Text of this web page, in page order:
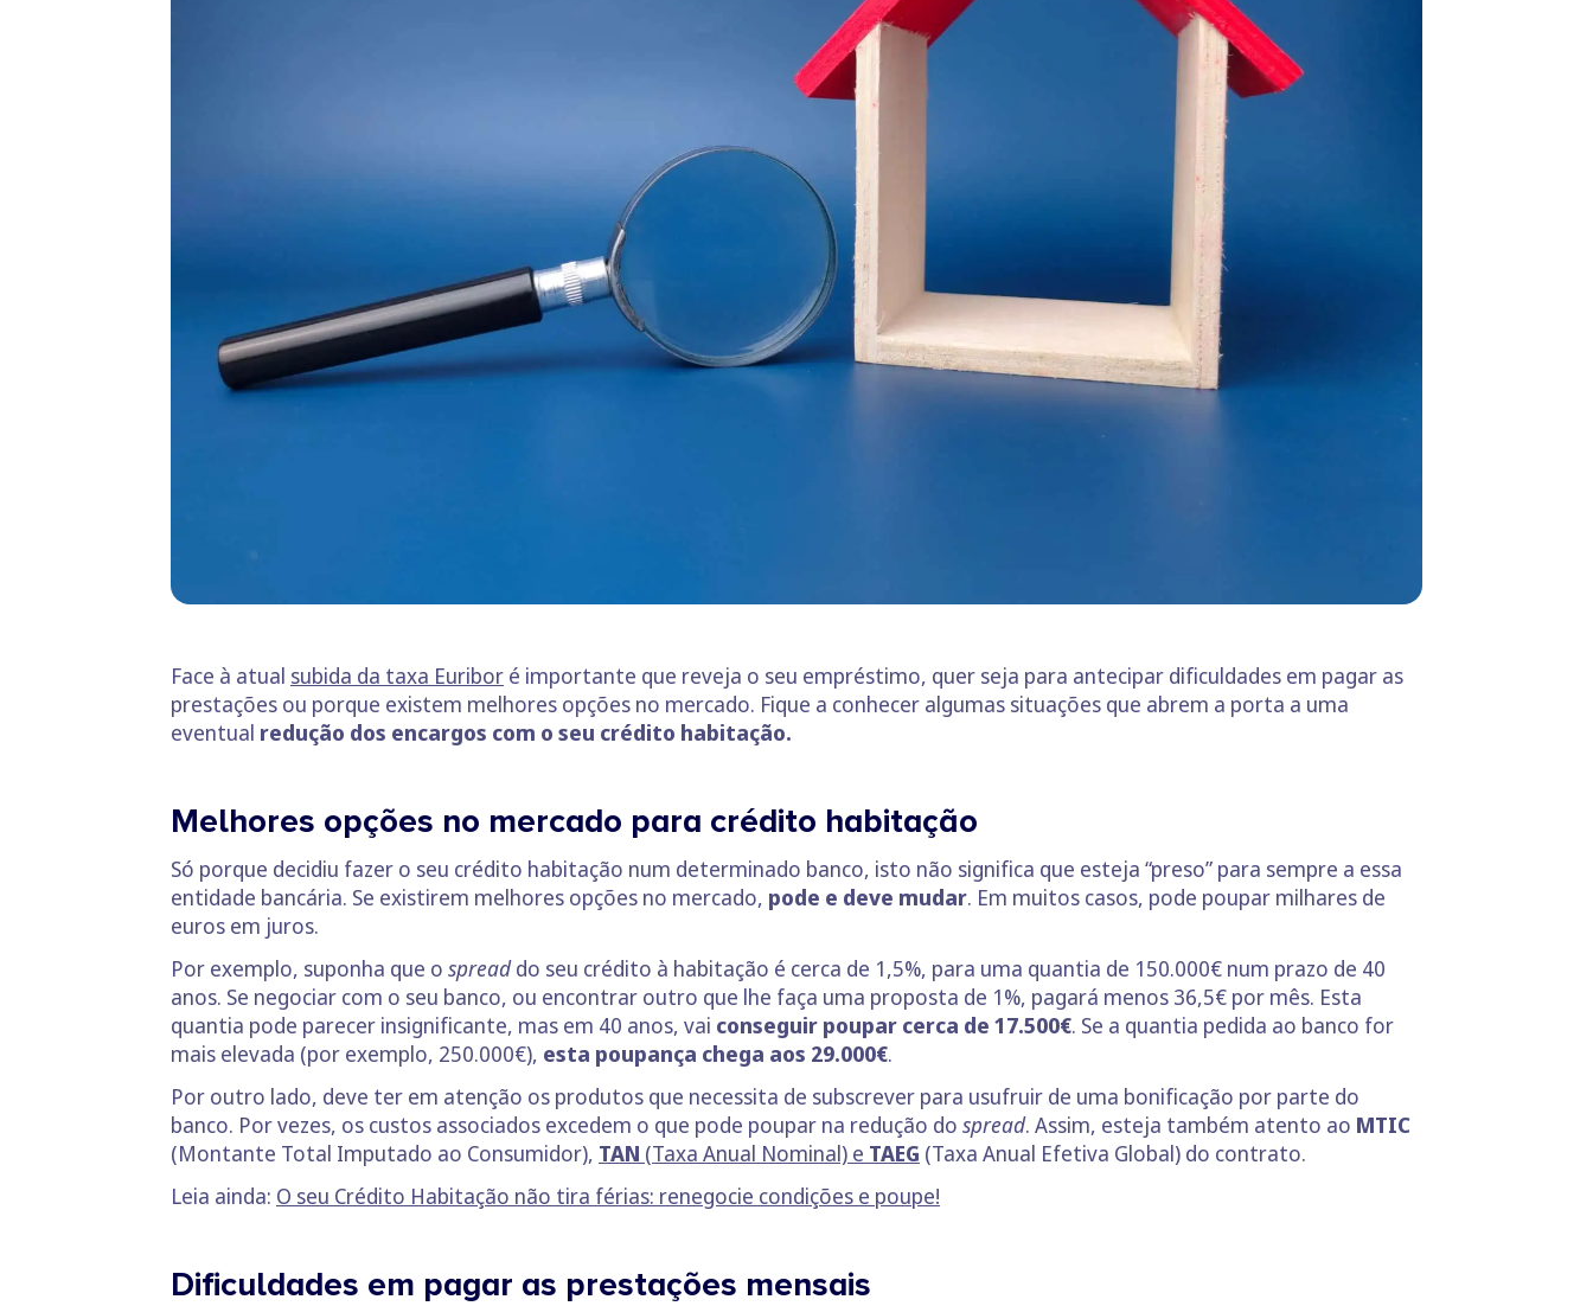
Face à atual subida da taxa Euribor é importante que reveja o seu empréstimo, quer seja para antecipar dificuldades em pagar as
prestações ou porque existem melhores opções no mercado. Fique a conhecer algumas situações que abrem a porta a uma
eventual redução dos encargos com o seu crédito habitação.
Melhores opções no mercado para crédito habitação
Só porque decidiu fazer o seu crédito habitação num determinado banco, isto não significa que esteja “preso” para sempre a essa
entidade bancária. Se existirem melhores opções no mercado, pode e deve mudar. Em muitos casos, pode poupar milhares de
euros em juros.
Por exemplo, suponha que o spreaddo seu crédito à habitação é cerca de 1,5%, para uma quantia de 150.000€ num prazo de 40
anos. Se negociar com o seu banco, ou encontrar outro que lhe faça uma proposta de 1%, pagará menos 36,5€ por mês. Esta
quantia pode parecer insignificante, mas em 40 anos, vai conseguir poupar cerca de 17.500€. Se a quantia pedida ao banco for
mais elevada (por exemplo, 250.000€), esta poupança chega aos 29.000€.
Por outro lado, deve ter em atenção os produtos que necessita de subscrever para usufruir de uma bonificação por parte do
banco. Por vezes, os custos associados excedem o que pode poupar na redução do spread. Assim, esteja também atento ao MTIC
(Montante Total Imputado ao Consumidor), TAN (Taxa Anual Nominal) e TAEG (Taxa Anual Efetiva Global) do contrato.
Leia ainda: O seu Crédito Habitação não tira férias: renegocie condições e poupe!
Dificuldades em pagar as prestações mensais